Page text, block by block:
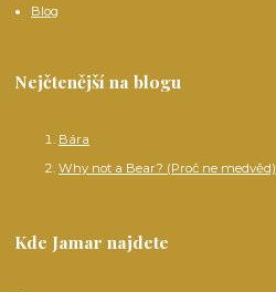
Blog
Nejčtenější na blogu
Bára
Why not a Bear? (Proč ne medvěd)
Kde Jamar najdete